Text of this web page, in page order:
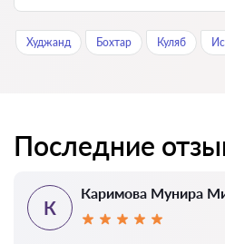
Худжанд Бохтар Куляб
Последние
К
Каримова Мунира